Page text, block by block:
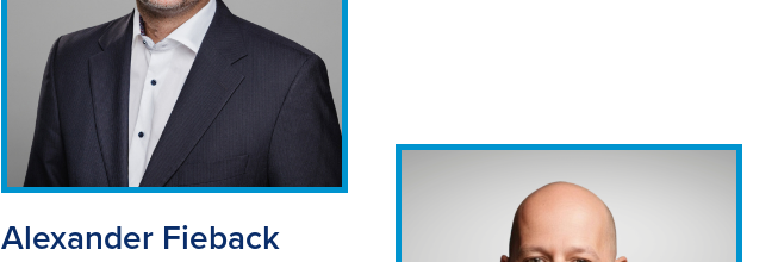
Alexander Fieback